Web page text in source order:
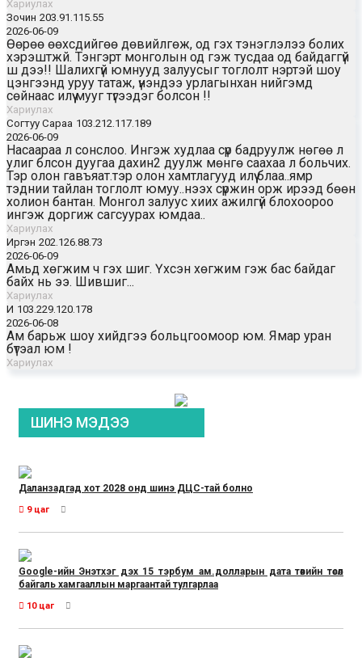
Хариулах
Зочин 203.91.115.55
2026-06-09
Өөрөө өөхсдийгөө дөвийлгөж, од гэх тэнэглэлээ болих
хэрэштжй. Тэнгэрт монголын од гэж тусдаа од байдаггүй
ш дээ!! Шалихгүй юмнууд залуусыг тоглолт нэртэй шоу
цэнгээнд уруу татаж, үнэндээ урлагынхан нийгэмд
сөйнаас илүү мууг түгээдэг болсон !!
Хариулах
Согтуу Сараа 103.212.117.189
2026-06-09
Насаараа л сонслоо. Ингэж худлаа сүр бадруулж нөгөө л
улиг блсон дуугаа дахин2 дуулж мөнгө саахаа л больчих.
Тэр олон гавъяат.тэр олон хамтлагууд илүү блаа..ямр
тэднии тайлан тоглолт юмуу..нээх сүржин орж ирээд бөөн
холион бантан. Монгол залуус хиих ажилгүй блохоороо
ингэж доргиж сагсуурах юмдаа..
Хариулах
Иргэн 202.126.88.73
2026-06-09
Амьд хөгжим ч гэх шиг. Үхсэн хөгжим гэж бас байдаг
байх нь ээ. Шившиг...
Хариулах
И 103.229.120.178
2026-06-08
Ам барьж шоу хийдгээ больцгоомоор юм. Ямар уран
бүтэал юм !
Хариулах
ШИНЭ МЭДЭЭ
Даланзадгад хот 2028 онд шинэ ДЦС-тай болно
9 цаг
Google-ийн Энэтхэг дэх 15 тэрбум ам.долларын дата төвийн төсөл
байгаль хамгааллын маргаантай тулгарлаа
10 цаг